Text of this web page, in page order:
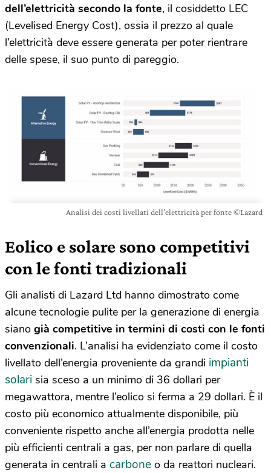
dell’elettricità secondo la fonte, il cosiddetto LEC
(Levelised Energy Cost), ossia il prezzo al quale
l’elettricità deve essere generata per poter rientrare
delle spese, il suo punto di pareggio.
Analisi dei costi livellati dell’elettricità per fonte ©Lazard
Eolico e solare sono competitivi
con le fonti tradizionali
Gli analisti di Lazard Ltd hanno dimostrato come
alcune tecnologie pulite per la generazione di energia
siano già competitive in termini di costi con le fonti
convenzionali. L’analisi ha evidenziato come il costo
livellato dell’energia proveniente da grandi impianti
solari sia sceso a un minimo di 36 dollari per
megawattora, mentre l’eolico si ferma a 29 dollari. È il
costo più economico attualmente disponibile, più
conveniente rispetto anche all’energia prodotta nelle
più efficienti centrali a gas, per non parlare di quella
generata in centrali a carbone o da reattori nucleari.